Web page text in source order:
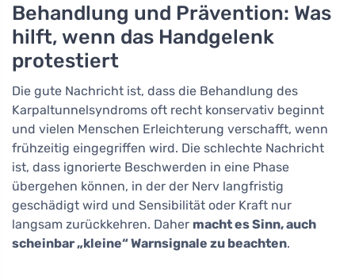
Behandlung und Prävention: Was
hilft, wenn das Handgelenk
protestiert
Die gute Nachricht ist, dass die Behandlung des
Karpaltunnelsyndroms oft recht konservativ beginnt
und vielen Menschen Erleichterung verschafft, wenn
frühzeitig eingegriffen wird. Die schlechte Nachricht
ist, dass ignorierte Beschwerden in eine Phase
übergehen können, in der der Nerv langfristig
geschädigt wird und Sensibilität oder Kraft nur
langsam zurückkehren. Daher macht es Sinn, auch
scheinbar „kleine“ Warnsignale zu beachten.